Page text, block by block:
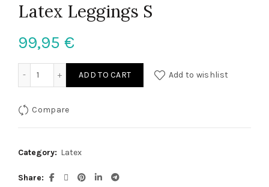
Latex Leggings S
99,95 €
ADD TO CART Add to wishlist
Compare
Category: Latex
Share